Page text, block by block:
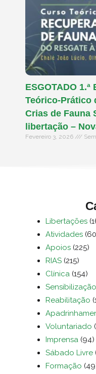
ESGOTADO
Teórico-Prático
Crias de Fauna
libertação –
Fevereiro 3, 2026
Libertações
Atividades
Apoios (225)
RIAS (215)
Clínica (154)
Reabilitação
Voluntariado
Imprensa (94)
Sábado Livre
Formação